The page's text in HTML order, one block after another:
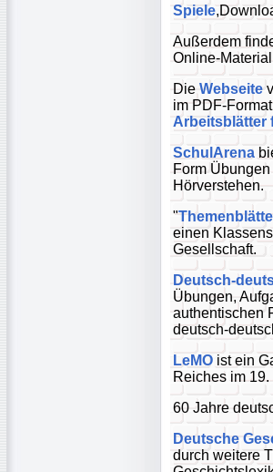
Spiele
Außerdem
Online-
Die Webseite
im PDF-
Arbeitsblätter
SchulArena
Form
Hörverstehen.
"
einen
Gesellschaft.
Deutsch-
Übungen,
authentischen
deutsch-
LeMO ist ein
Reiches im
60 Jahre
Deutsche
durch weitere